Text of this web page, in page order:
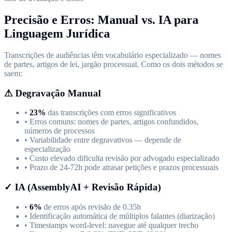
Precisão e Erros: Manual vs. IA para
Linguagem Jurídica
Transcrições de audiências têm vocabulário especializado — nomes
de partes, artigos de lei, jargão processual. Como os dois métodos se
saem:
⚠ Degravação Manual
• 23% das transcrições com erros significativos
• Erros comuns: nomes de partes, artigos confundidos,
números de processos
• Variabilidade entre degravativos — depende de
especialização
• Custo elevado dificulta revisão por advogado especializado
• Prazo de 24-72h pode atrasar petições e prazos processuais
✓ IA (AssemblyAI + Revisão Rápida)
• 6% de erros após revisão de 0.35h
• Identificação automática de múltiplos falantes (diarização)
• Timestamps word-level: navegue até qualquer trecho